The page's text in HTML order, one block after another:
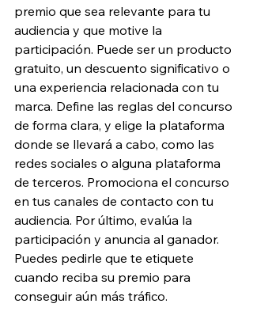
premio que sea relevante para tu
audiencia y que motive la
participación. Puede ser un producto
gratuito, un descuento significativo o
una experiencia relacionada con tu
marca. Define las reglas del concurso
de forma clara, y elige la plataforma
donde se llevará a cabo, como las
redes sociales o alguna plataforma
de terceros. Promociona el concurso
en tus canales de contacto con tu
audiencia. Por último, evalúa la
participación y anuncia al ganador.
Puedes pedirle que te etiquete
cuando reciba su premio para
conseguir aún más tráfico.